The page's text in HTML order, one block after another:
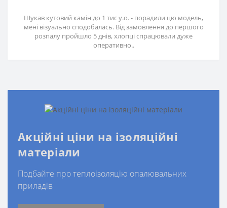
Шукав кутовий камін до 1 тис у.о. - порадили цю модель,
мені візуально сподобалась. Від замовлення до першого
розпалу пройшло 5 днів, хлопці спрацювали дуже
оперативно..
Акційні ціни на ізоляційні
матеріали
Подбайте про теплоізоляцію опалювальних
приладів